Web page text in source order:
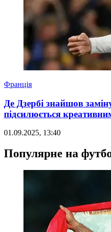
Франція
Де Дзербі знайшов
підсилюється
01.09.2025, 13:40
Популярне на